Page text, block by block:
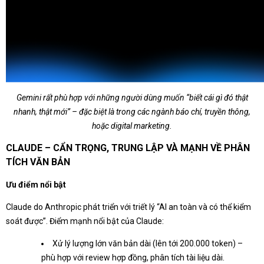
Gemini rất phù hợp với những người dùng muốn “biết cái gì đó thật
nhanh, thật mới” – đặc biệt là trong các ngành báo chí, truyền thông,
hoặc digital marketing.
CLAUDE – CẨN TRỌNG, TRUNG LẬP VÀ MẠNH VỀ PHÂN
TÍCH VĂN BẢN
Ưu điểm nổi bật
Claude do Anthropic phát triển với triết lý “AI an toàn và có thể kiểm
soát được”. Điểm mạnh nổi bật của Claude:
Xử lý lượng lớn văn bản dài (lên tới 200.000 token) –
phù hợp với review hợp đồng, phân tích tài liệu dài.